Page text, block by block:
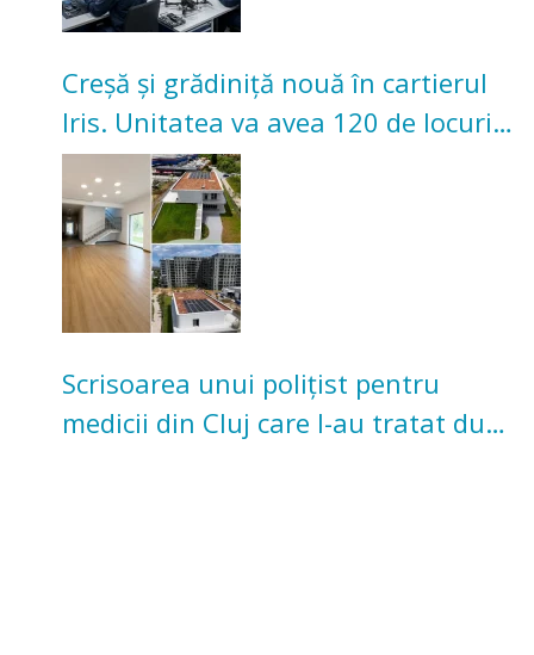
Creșă și grădiniță nouă în cartierul
Iris. Unitatea va avea 120 de locuri
pentru copii
Scrisoarea unui polițist pentru
medicii din Cluj care l-au tratat după